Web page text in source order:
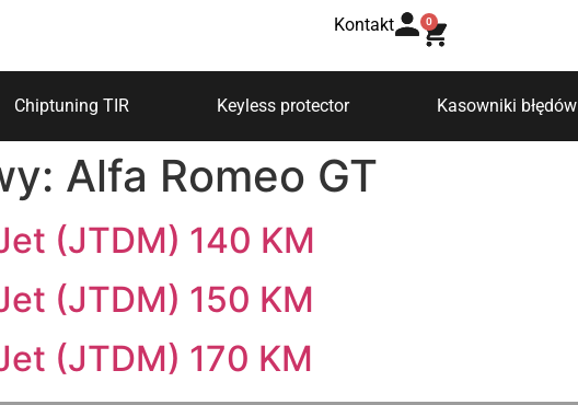
Kontakt 0
Chiptuning TIR Keyless protector Kasowniki błędów
Alfa Romeo GT
(JTDM) 140 KM
(JTDM) 150 KM
(JTDM) 170 KM